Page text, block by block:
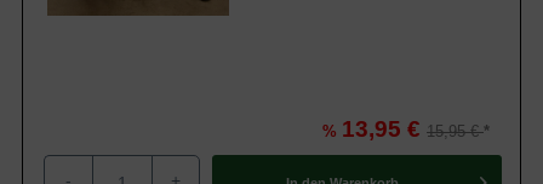
Besonderheiten und Verwendungsmöglichkeiten des
Prunus laurocerasus 'Herbergii'
% 13,95 € 15,95 €